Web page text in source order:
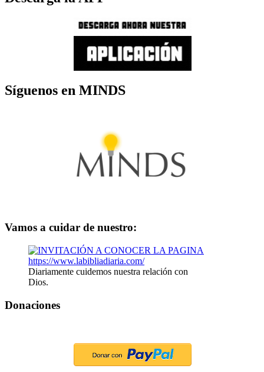
Síguenos en MINDS
Vamos a cuidar de nuestro:
Diariamente cuidemos nuestra relación con
Dios.
Donaciones